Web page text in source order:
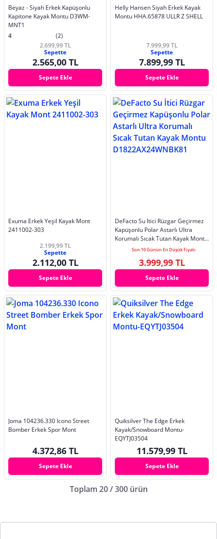
Beyaz - Siyah Erkek Kapüşonlu
Kapitone Kayak Montu D3WM-
MNT1
4
(2)
2.699,99 TL
Sepette
2.565,00 TL
Sepete Ekle
Helly Hansen Siyah Erkek Kayak
Montu HHA.65878 ULLR Z SHELL
7.999,99 TL
Sepette
7.899,99 TL
Sepete Ekle
Exuma Erkek Yeşil Kayak Mont
2411002-303
2.199,99 TL
Sepette
2.112,00 TL
Sepete Ekle
DeFacto Su İtici Rüzgar Geçirmez
Kapüşonlu Polar Astarlı Ultra
Korumalı Sıcak Tutan Kayak Montu
D1822AX24WNBK81
Son 10 Günün En Düşük Fiyatı
3.999,99 TL
Sepete Ekle
Joma 104236.330 Icono Street
Bomber Erkek Spor Mont
4.372,86 TL
Sepete Ekle
Quiksilver The Edge Erkek
Kayak/Snowboard Montu-
EQYTJ03504
11.579,99 TL
Sepete Ekle
Toplam 20 / 300 ürün